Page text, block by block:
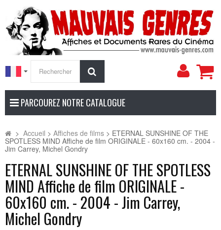
Mon
PARCOUREZ NOTRE CATALOGUE
> Accueil > Affiches de films > ETERNAL SUNSHINE OF THE
SPOTLESS MIND Affiche de film ORIGINALE - 60x160 cm. - 2004 -
Jim Carrey, Michel Gondry
ETERNAL SUNSHINE OF THE SPOTLESS
MIND Affiche de film ORIGINALE -
60x160 cm. - 2004 - Jim Carrey,
Michel Gondry